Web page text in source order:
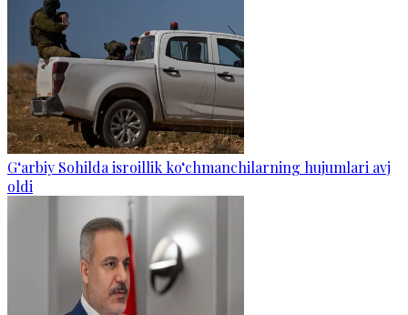
G‘arbiy Sohilda isroillik ko‘chmanchilarning hujumlari avj
oldi